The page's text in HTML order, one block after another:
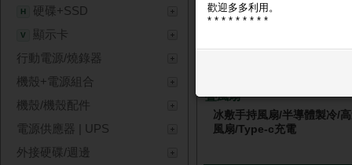
H 硬碟+SSD
V
顯示卡
行動電源/燒錄器
機殼+電源組合
機殼/機殼配件
電源供應器 | UPS
外接硬碟/週邊
疊風扇
冰敷手持風扇/半導體製冷/
風扇/Type-c充電
歡迎多多利用。
* * * * * * * * *